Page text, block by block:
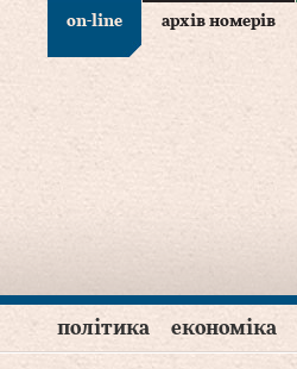
on-line архів номерів
політика економіка